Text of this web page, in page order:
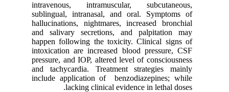
intravenous, intramuscular, subcutaneous,
sublingual, intranasal, and oral. Symptoms of
hallucinations, nightmares, increased bronchial
and salivary secretions, and palpitation may
happen following the toxicity. Clinical signs of
intoxication are increased blood pressure, CSF
pressure, and IOP, altered level of consciousness
and tachycardia. Treatment strategies mainly
include application of benzodiazepines; while
lacking clinical evidence in lethal doses.